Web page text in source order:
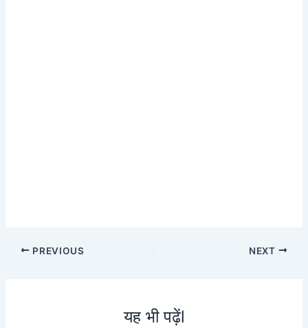
PREVIOUS NEXT
यह भी पढ़ेंl